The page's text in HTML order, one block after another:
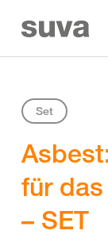
Set
für
– SET